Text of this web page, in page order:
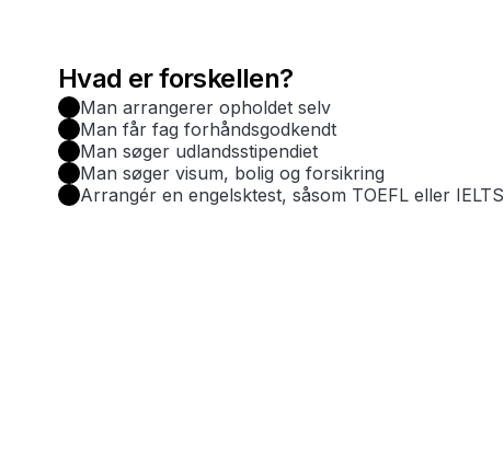
Hvad er forskellen?
Man arrangerer opholdet selv
Man får fag forhåndsgodkendt
Man søger udlandsstipendiet
Man søger visum, bolig og forsikring
Arrangér en engelsktest, såsom TOEFL eller IELTS